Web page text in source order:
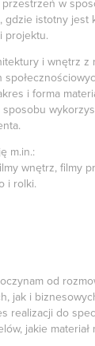
przestrzeń w
istotny jest
projektu.
i wnętrz z
i forma
m.in.:
wnętrz, filmy
i rolki.
od
jak i
realizacji do
jakie materiał